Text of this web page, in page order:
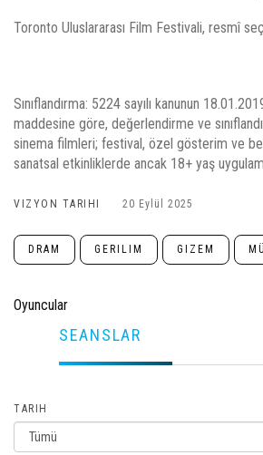
Toronto Uluslararası Film Festivali, resmî
Sınıflandırma: 5224 sayılı kanunun
maddesine göre, değerlendirme ve
sinema filmleri; festival, özel gösterim ve
sanatsal etkinliklerde ancak 18+ yaş
VIZYON TARIHI 20 Eylül 2025
DRAM GERILIM GIZEM
Oyuncular
SEANSLAR
TARIH